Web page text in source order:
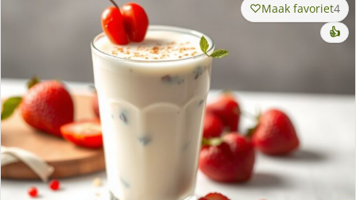
Maak favoriet4
👍